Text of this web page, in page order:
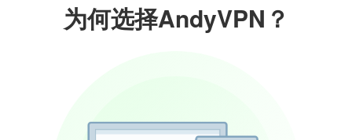
为何选择AndyVPN？